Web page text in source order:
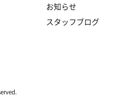
お知らせ
スタッフブログ